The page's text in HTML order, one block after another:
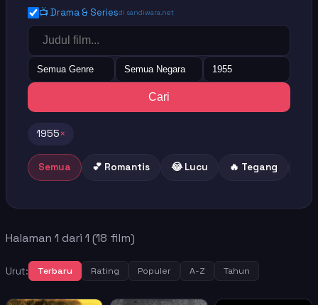
📺 Drama & Seriesdi sandiwara.net
Semua Genre Semua Negara 1955
Cari
1955×
Semua 💕 Romantis 😂 Lucu 🔥 Tegang
Halaman 1 dari 1 (18 film)
Urut: Terbaru Rating Populer A-Z Tahun